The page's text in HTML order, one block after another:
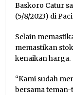
Baskoro Catur
(5/8/2023) di
Selain
memastikan
kenaikan harga.
“Kami sudah
bersama